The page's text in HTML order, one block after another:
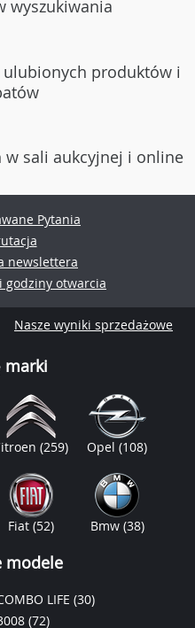
wyszukiwania
produktów i
w sali aukcyjnej i online
Pytania
newslettera
godziny otwarcia
Nasze wyniki sprzedażowe
marki
(259) Opel(108)
Fiat (52) Bmw (38)
modele
LIFE (30)
(72)